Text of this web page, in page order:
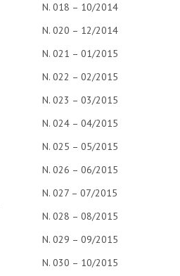
N. 018 – 10/2014
N. 020 – 12/2014
N. 021 – 01/2015
N. 022 – 02/2015
N. 023 – 03/2015
N. 024 – 04/2015
N. 025 – 05/2015
N. 026 – 06/2015
N. 027 – 07/2015
N. 028 – 08/2015
N. 029 – 09/2015
N. 030 – 10/2015